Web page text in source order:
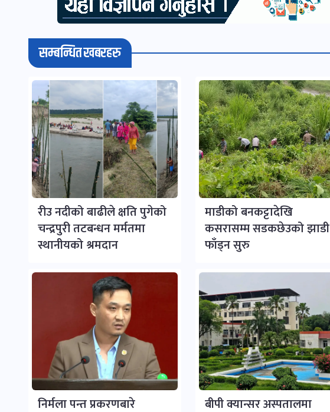
सम्बन्धित खबरहरु
रीउ नदीको बाढीले क्षति पुगेको
चन्द्रपुरी तटबन्धन मर्मतमा
स्थानीयको श्रमदान
माडीको बनकट्टादेखि
कसरासम्म सडकछेउको झाडी
फाँड्न सुरु
निर्मला पन्त प्रकरणबारे
बीपी क्यान्सर अस्पतालमा